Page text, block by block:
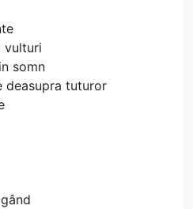
vulturi
somn
deasupra tuturor